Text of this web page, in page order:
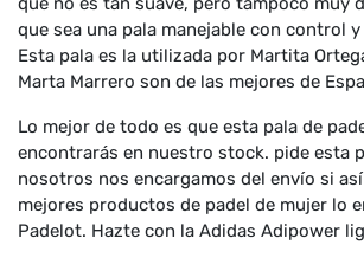
que sea una pala manejable con control
Esta pala es la utilizada por Martita
Marta Marrero son de las mejores de
Lo mejor de todo es que esta pala de
encontrarás en nuestro stock. pide esta
nosotros nos encargamos del envío si
mejores productos de padel de mujer lo
Padelot. Hazte con la Adidas Adipower